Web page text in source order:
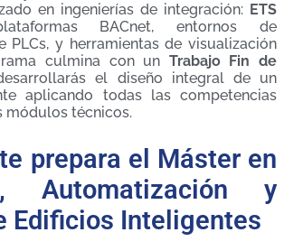
en ingenierías de integración: ETS
BACnet, entornos de
PLCs, y herramientas de visualización
culmina con un Trabajo Fin de
el diseño integral de un
aplicando todas las competencias
módulos técnicos.
prepara el Máster en
Automatización y
Edificios Inteligentes